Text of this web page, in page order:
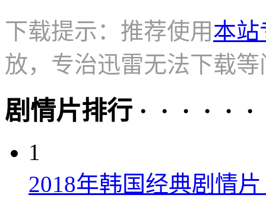
下载提示：推荐使用本站
放，专治迅雷无法下载等
剧情片排行 · · · · · ·
1
2018年韩国经典剧情